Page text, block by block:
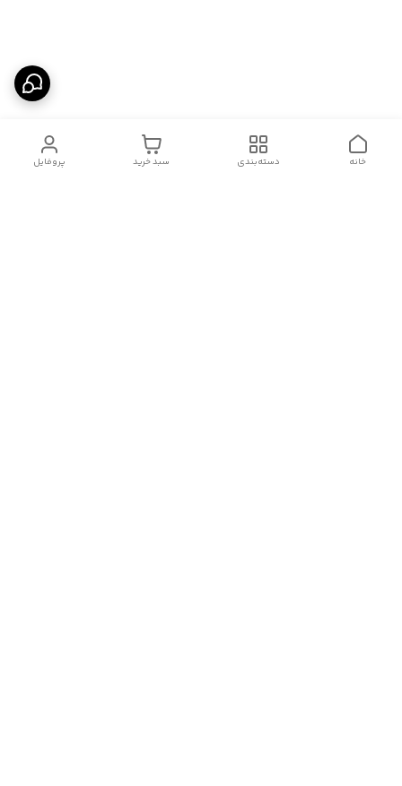
پروفایل سبد خرید دسته‌بندی خانه